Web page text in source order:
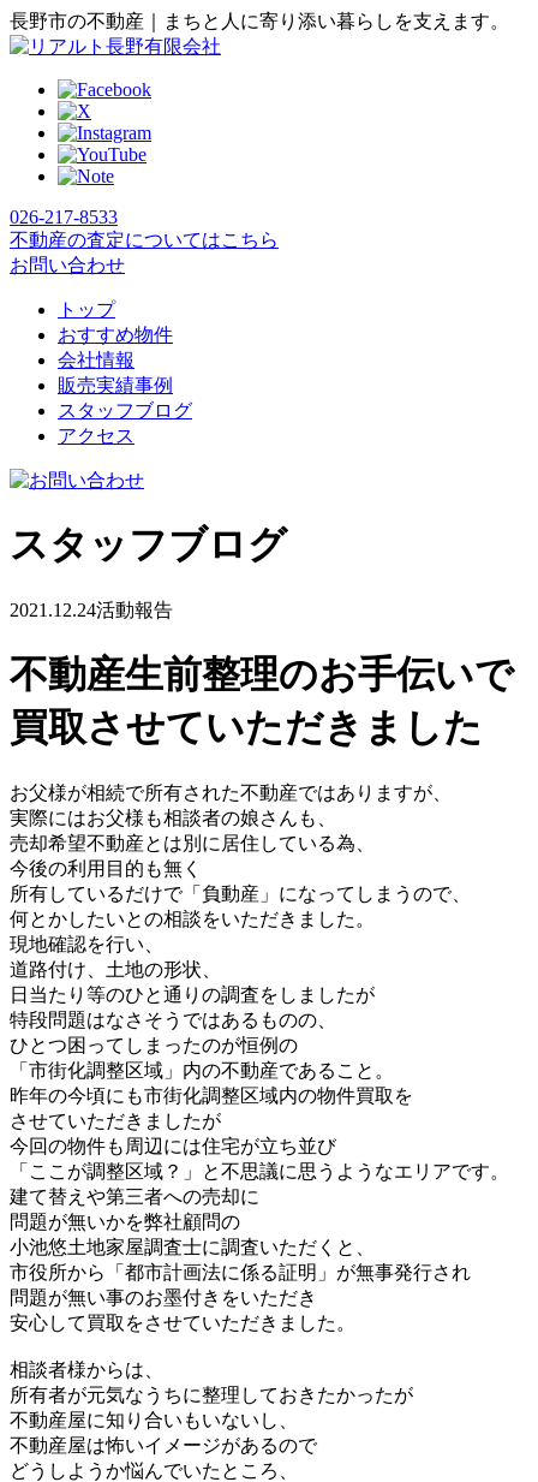
長野市の不動産｜まちと人に寄り添い暮らしを支えます。
026-217-8533
不動産の査定についてはこちら
お問い合わせ
トップ
おすすめ物件
会社情報
販売実績事例
スタッフブログ
アクセス
スタッフブログ
2021.12.24活動報告
不動産生前整理のお手伝いで
買取させていただきました
お父様が相続で所有された不動産ではありますが、
実際にはお父様も相談者の娘さんも、
売却希望不動産とは別に居住している為、
今後の利用目的も無く
所有しているだけで「負動産」になってしまうので、
何とかしたいとの相談をいただきました。
現地確認を行い、
道路付け
土地の形状、
日当たり等のひと通りの調査をしま したが
特段問題はなさそうではあるものの、
ひとつ困ってしまったのが恒例の
「市街化調整区域」内の不動産であること。
昨年の今頃にも市街化調整区域内の物件買取を
させていただきましたが
今回の物件も周辺には住宅が立ち並び
「ここが調整区域？」
と不思議に思うよう なエリアです。
建て替えや第三者への売却に
問題が無いかを弊社顧問の
小池悠土地家屋調査士に調査いただくと、
市役所から「都市計画法に係る証明」 が無事発行され
問題が無い事のお墨付きをいただき
安心して買取をさせていただきました 。
相談者様からは、
所有者が元気なうちに整理しておきたかったが
不動産屋に知り 合いもいないし、
不動産屋は怖いイメージがあるので
どうしようか悩んでいた ところ、